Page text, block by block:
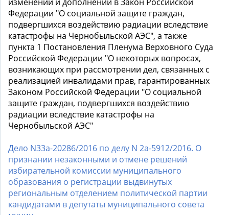
Федерации "О социальной защите граждан,
подвергшихся воздействию радиации вследствие
катастрофы на Чернобыльской АЭС", а также
пункта 1 Постановления Пленума Верховного Суда
Российской Федерации "О некоторых вопросах,
возникающих при рассмотрении дел, связанных с
реализацией инвалидами прав, гарантированных
Законом Российской Федерации "О социальной
защите граждан, подвергшихся воздействию
радиации вследствие катастрофы на
Чернобыльской АЭС"
Дело N33а-20286/2016 по делу N 2а-5912/2016. О
признании незаконными и отмене решений
избирательной комиссии муниципального
образования о регистрации выдвинутых
региональным отделением политической партии
кандидатами в депутаты муниципального совета